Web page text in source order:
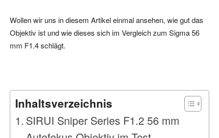
Wollen wir uns in diesem Artikel einmal ansehen, wie gut das
Objektiv ist und wie dieses sich im Vergleich zum Sigma 56
mm F1.4 schlägt.
Inhaltsverzeichnis
SIRUI Sniper Series F1.2 56 mm